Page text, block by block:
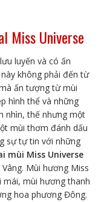
Miss Universe
luyến và có ấn
không phải đến từ
ấn tượng từ mùi
hình thể và những
nhìn, thế nhưng một
mùi thơm đánh dấu
sự tự tin với những
mùi Miss Universe
Mùi hương Miss
mùi hương thanh
hoa phương Đông.